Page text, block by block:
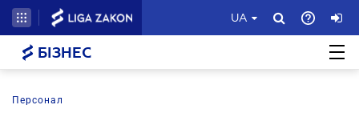
UA
БІЗНЕС
Персонал